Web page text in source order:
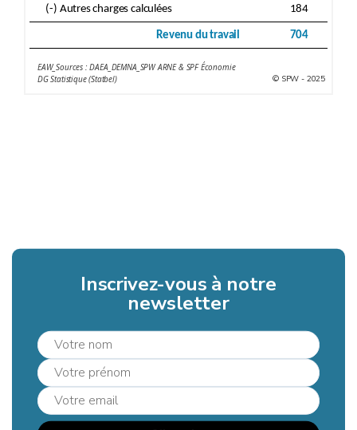
(-) Autres charges calculées 184
Revenu du travail 704
EAW_Sources : DAEA_DEMNA_SPW ARNE & SPF Économie
DG Statistique (Statbel)
© SPW - 2025
Inscrivez-vous à notre
newsletter